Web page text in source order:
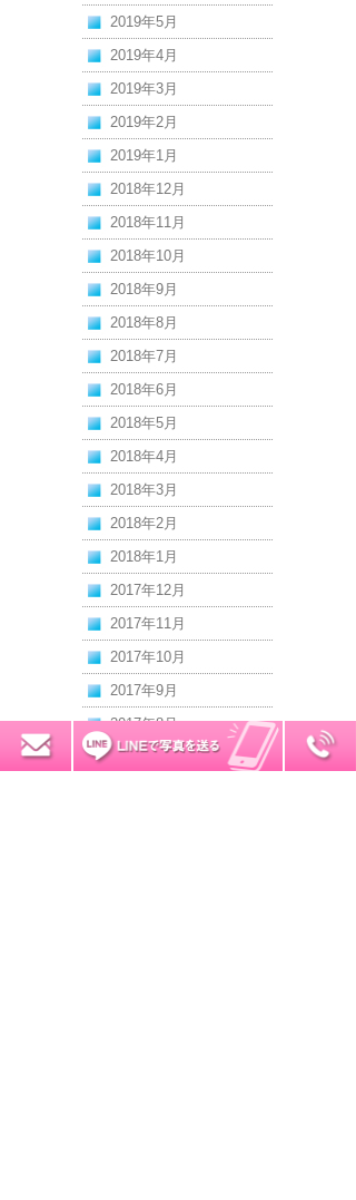
2019年5月
2019年4月
2019年3月
2019年2月
2019年1月
2018年12月
2018年11月
2018年10月
2018年9月
2018年8月
2018年7月
2018年6月
2018年5月
2018年4月
2018年3月
2018年2月
2018年1月
2017年12月
2017年11月
2017年10月
2017年9月
2017年8月
2017年7月
無料お見積り 0120-7034-32